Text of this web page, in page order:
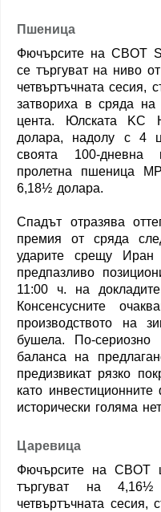
Пшеница
Фючърсите на CBOT
се търгуват на ниво
четвъртъчната сесия,
затвориха в сряда
цента. Юлската
долара, надолу с 4
своята 100-дневна
пролетна пшеница
6,18½ долара.
Спадът отразява
премия от сряда
ударите срещу
предпазливо
11:00 ч. на
Консенсусните
производството на
бушела. По-
баланса на
предизвикат рязко
като
исторически голяма
Царевица
Фючърсите на CBOT
търгуват на
четвъртъчната